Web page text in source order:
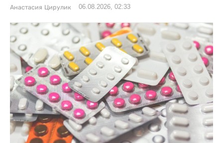
Анастасия Цирулик 06.08.2026, 02:33